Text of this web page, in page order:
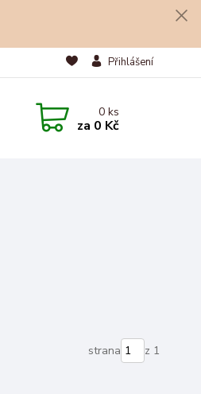
Přihlášení
0ks
za 0 Kč
strana z 1